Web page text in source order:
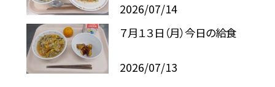
2026/07/14
７月１３日（月）今日の給食
2026/07/13